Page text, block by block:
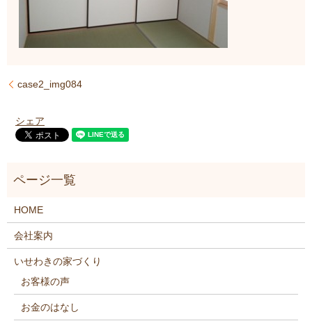
case2_img084
シェア
HOME
会社案内
いせわきの家づくり
お客様の声
お金のはなし